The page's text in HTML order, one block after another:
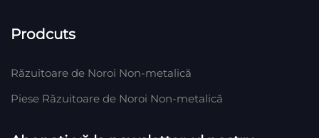
Prodcuts
Răzuitoare de Noroi Non-metalică
Piese Răzuitoare de Noroi Non-metalică